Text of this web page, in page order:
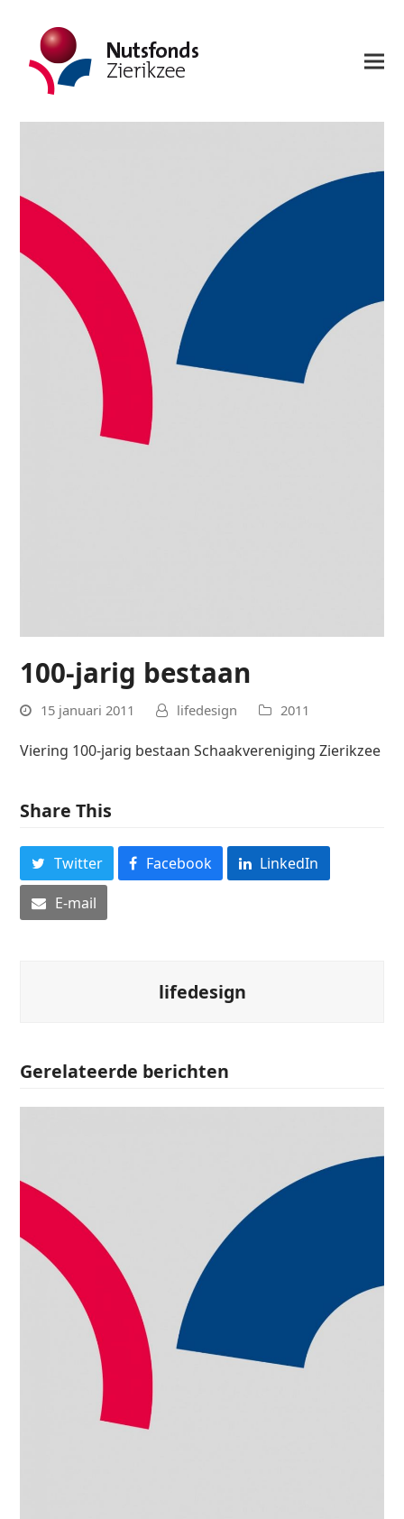
100-jarig bestaan
15 januari 2011 lifedesign 2011
Viering 100-jarig bestaan Schaakvereniging Zierikzee
Share This
Twitter Facebook
LinkedIn
E-mail
lifedesign
Gerelateerde berichten